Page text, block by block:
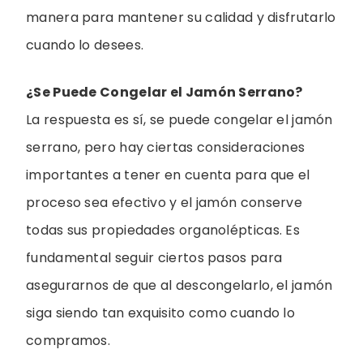
manera para mantener su calidad y disfrutarlo
cuando lo desees.
¿Se Puede Congelar el Jamón Serrano?
La respuesta es sí, se puede congelar el jamón
serrano, pero hay ciertas consideraciones
importantes a tener en cuenta para que el
proceso sea efectivo y el jamón conserve
todas sus propiedades organolépticas. Es
fundamental seguir ciertos pasos para
asegurarnos de que al descongelarlo, el jamón
siga siendo tan exquisito como cuando lo
compramos.